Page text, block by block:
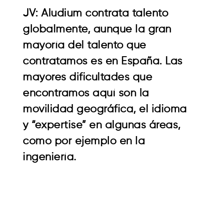
JV: Aludium contrata talento
globalmente, aunque la gran
mayoría del talento que
contratamos es en España. Las
mayores dificultades que
encontramos aquí son la
movilidad geográfica, el idioma
y “expertise” en algunas áreas,
como por ejemplo en la
ingeniería.